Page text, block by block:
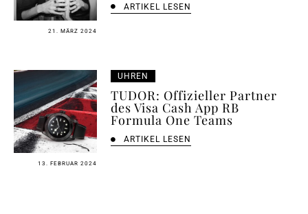
21. MÄRZ 2024
ARTIKEL LESEN
13. FEBRUAR 2024
UHREN
TUDOR: Offizieller Partner
des Visa Cash App RB
Formula One Teams
ARTIKEL LESEN